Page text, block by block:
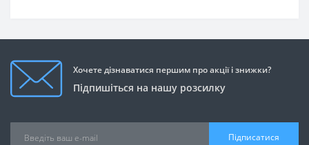
Хочете дізнаватися першим про акції і знижки?
Підпишіться на нашу розсилку
Підписатися